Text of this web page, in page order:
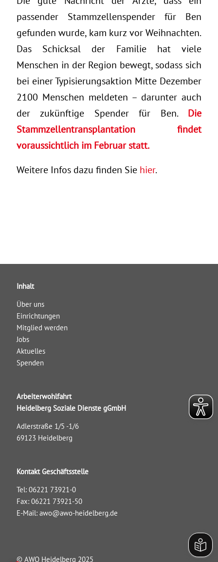
passender Stammzellenspender für Ben
gefunden wurde, kam kurz vor Weihnachten.
Das Schicksal der Familie hat viele
Menschen in der Region bewegt, sodass sich
bei einer Typisierungsaktion Mitte Dezember
2100 Menschen meldeten – darunter auch
der zukünftige Spender für Ben. Die
Stammzellentransplantation findet
voraussichtlich im Februar statt.
Weitere Infos dazu finden Sie hier.
Inhalt
Über uns
Einrichtungen
Mitglied werden
Jobs
Aktuelles
Spenden
Arbeiterwohlfahrt
Heidelberg Soziale Dienste gGmbH
Adlerstraße 1/5 -1/6
69123 Heidelberg
Kontakt Geschäftsstelle
Tel: 06221 73921-0
Fax: 06221 73921-50
E-Mail: awo@awo-heidelberg.de
© AWO Heidelberg 2025